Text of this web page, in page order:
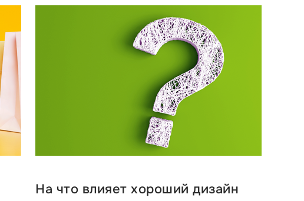
На что влияет хороший дизайн